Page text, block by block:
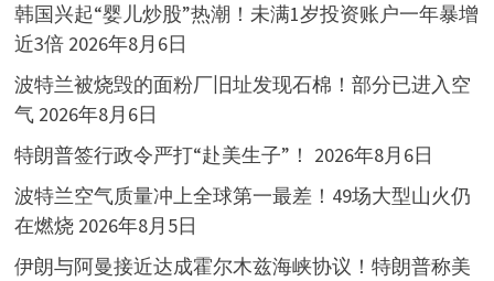
韩国兴起“婴儿炒股”热潮！未满1岁投资账户一年暴增
近3倍 2026年8月6日
波特兰被烧毁的面粉厂旧址发现石棉！部分已进入空
气 2026年8月6日
特朗普签行政令严打“赴美生子”！ 2026年8月6日
波特兰空气质量冲上全球第一最差！49场大型山火仍
在燃烧 2026年8月5日
伊朗与阿曼接近达成霍尔木兹海峡协议！特朗普称美